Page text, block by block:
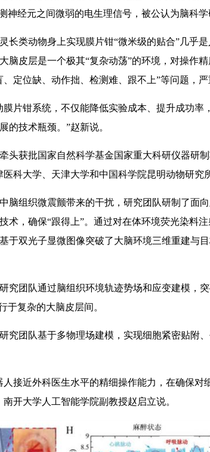
神经元之间微弱的电生理信号，被公认为脑科学
类动物身上实现膜片钳“微米级的贴合”几乎是
脑皮层是一个极其“复杂动荡”的环境，对操作
定位缺、动作拙、检测难、跟不上”等问题，
钳系统，不仅能降低实验成本、提升成功率
的技术瓶颈。”赵新说。
获批国家自然科学基金国家重大科研仪器研
科大学、天津大学和中国科学院昆明动物研究
组织微震颤带来的干扰，研究团队研制了面向
术，确保“跟得上”。通过对在体环境荧光染料
于双光子显微图像突破了大脑环境三维重建与
团队通过脑组织环境轨迹势场和应变建模，
于复杂的大脑皮层间。
团队基于多物理场建模，实现细胞紧密贴附
近外科医生水平的精细操作能力，在确保对
开大学人工智能学院副教授赵启立说。